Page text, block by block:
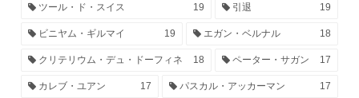
ツール・ド・スイス 19 引退 19
ビニヤム・ギルマイ 19 エガン・ベルナル 18
クリテリウム・デュ・ドーフィネ 18 ペーター・サガン 17
カレブ・ユアン 17 パスカル・アッカーマン 17